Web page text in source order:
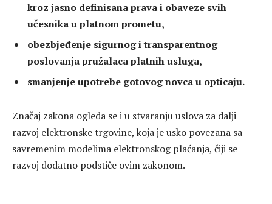
kroz jasno definisana prava i obaveze svih
učesnika u platnom prometu,
obezbjeđenje sigurnog i transparentnog
poslovanja pružalaca platnih usluga,
smanjenje upotrebe gotovog novca u opticaju.
Značaj zakona ogleda se i u stvaranju uslova za dalji
razvoj elektronske trgovine, koja je usko povezana sa
savremenim modelima elektronskog plaćanja, čiji se
razvoj dodatno podstiče ovim zakonom.